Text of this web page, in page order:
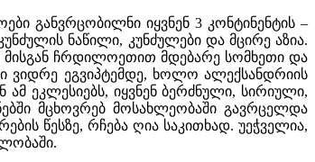
განვრცობილნი იყვნენ 3 კონტინენტის –
ნაწილი, კუნძულები და მცირე აზია.
მისგან ჩრდილოეთით მდებარე სომხეთი და
ვიდრე ეგვიპტემდე, ხოლო ალექსანდრიის
ეკლესიებს, იყვნენ ბერძნული, სირიული,
მცხოვრებ მოსახლეობაში გავრცელდა
წესზე, რჩება ღია საკითხად. უეჭველია,